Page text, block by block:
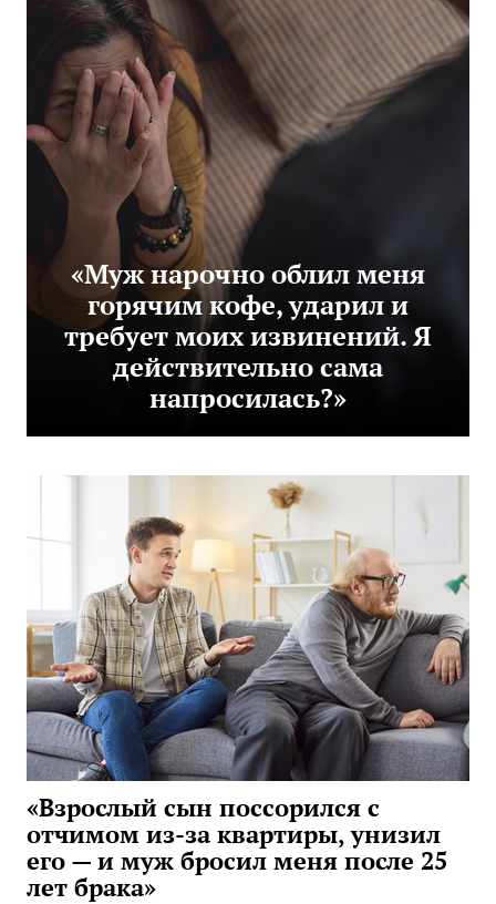
«Муж нарочно облил меня
горячим кофе, ударил и
требует моих извинений. Я
действительно сама
напросилась?»
«Взрослый сын поссорился с
отчимом из-за квартиры, унизил
его — и муж бросил меня после 25
лет брака»